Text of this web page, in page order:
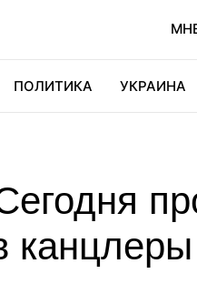
ПОЛИТИКА УКРАИНА